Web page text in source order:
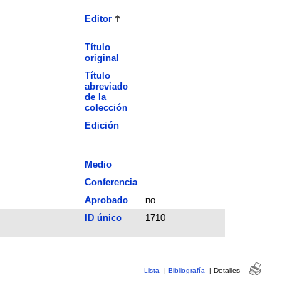
Editor
Título
original
Título
abreviado
de la
colección
Edición
Medio
Conferencia
Aprobado
no
ID único 1710
Lista | Bibliografía | Detalles